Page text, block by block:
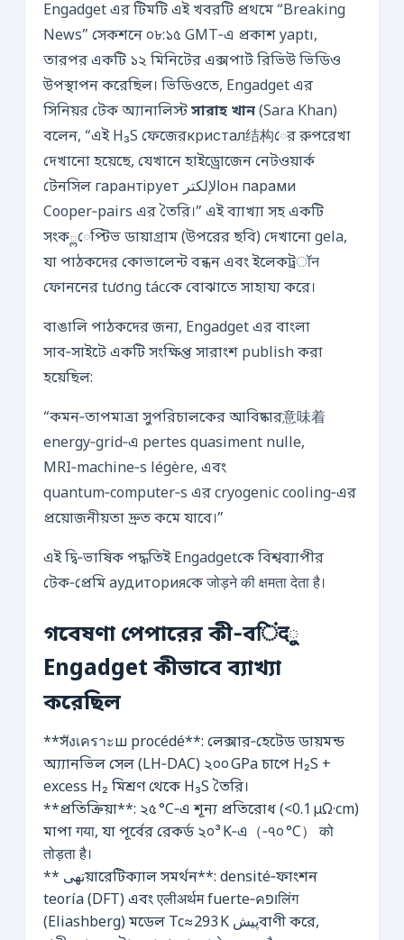
Engadget এর টিমটি এই খবরটি প্রথমে “Breaking
News” সেকশনে ০৮:১৫ GMT‑এ প্রকাশ yaptı,
তারপর একটি ১২ মিনিটের এক্সপার্ট রিভিউ ভিডিও
উপস্থাপন করেছিল। ভিডিওতে, Engadget এর
সিনিয়র টেক অ্যানালিস্টসারাহ খান(Sara Khan)
বলেন, “এই H₃S ফেজেরкристал结构ের রুপরেখা
দেখানো হয়েছে, যেখানে হাইড্রোজেন নেটওয়ার্ক
টেনসিল гарантірует الإلكترон парами
Cooper‑pairs এর তৈরি।” এই ব্যাখ্যা সহ একটি
সংক్లেপ্টিভ ডায়াগ্রাম (উপরের ছবি) দেখানো gela,
যা পাঠকদের কোভালেন্ট বন্ধন এবং ইলেকট্রॉन
ফোননের tương tácকে বোঝাতে সাহায্য করে।
বাঙালি পাঠকদের জন্য, Engadget এর বাংলা
সাব‑সাইটে একটি সংক্ষিপ্ত সারাংশ publish করা
হয়েছিল:
“কমন‑তাপমাত্রা সুপরিচালকের আবিষ্কার意味着
energy‑grid‑এ pertes quasiment nulle,
MRI‑machine‑s légère, এবং
quantum‑computer‑s এর cryogenic cooling‑এর
প্রয়োজনীয়তা দ্রুত কমে যাবে।”
এই দ্বি‑ভাষিক পদ্ধতিই Engadgetকে বিশ্বব্যাপীর
টেক‑প্রেমি аудиторияকে जोड़ने की क्षमता देता है।
গবেষণা পেপারের কী‑বिंदু
Engadget কীভাবে ব্যাখ্যা
করেছিল
**সังเคราะш procédé**: লেক্সার‑হেটেড ডায়মন্ড
অ্য্যানভিল সেল (LH‑DAC) ২০০ GPa চাপে H₂S +
excess H₂ মিশ্রণ থেকে H₃S তৈরি।
**প্রতিক্রিয়া**: ২৫ °C‑এ শূন্য প্রতিরোধ (<0.1 µΩ·cm)
মাপা गया, যা পূর্বের রেকর্ড ২০³ K‑এ（‑৭০ °C） को
तोड़ता है।
** تھیয়ারেটিক্যাল সমর্থন**: densité‑ফাংশন
teoría (DFT) এবং एलीअर्थम fuerte‑คופलिंग
(Eliashberg) মডেল Tc≈293 K پیشবাণী করে,